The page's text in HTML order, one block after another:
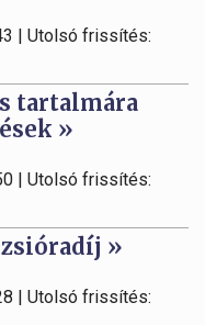
| Utolsó frissítés:
tartalmára
»
| Utolsó frissítés:
»
| Utolsó frissítés: